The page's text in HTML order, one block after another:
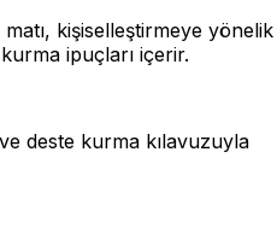
kişiselleştirmeye yönelik
ipuçları içerir.
deste kurma kılavuzuyla